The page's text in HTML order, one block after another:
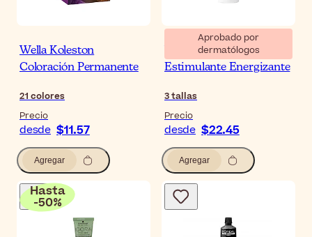
Wella Koleston
Coloración Permanente
21 colores
Precio
desde $11.57
Agregar
Aprobado por
dermatólogos
Vichy Dercos Champú
Estimulante Energizante
3tallas
Precio
desde $22.45
Agregar
Hasta
-50%